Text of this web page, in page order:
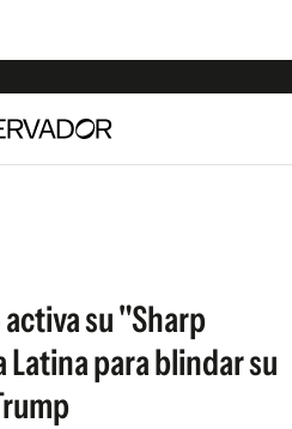
su "Sharp
para blindar su